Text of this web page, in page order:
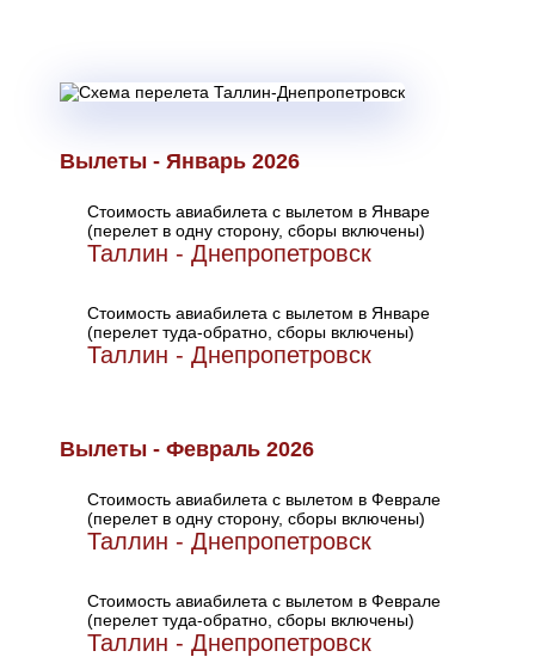
Вылеты - Январь 2026
Стоимость авиабилета с вылетом в Январе
(перелет в одну сторону, сборы включены)
Таллин - Днепропетровск
Стоимость авиабилета с вылетом в Январе
(перелет туда-обратно, сборы включены)
Таллин - Днепропетровск
Вылеты - Февраль 2026
Стоимость авиабилета с вылетом в Феврале
(перелет в одну сторону, сборы включены)
Таллин - Днепропетровск
Стоимость авиабилета с вылетом в Феврале
(перелет туда-обратно, сборы включены)
Таллин - Днепропетровск